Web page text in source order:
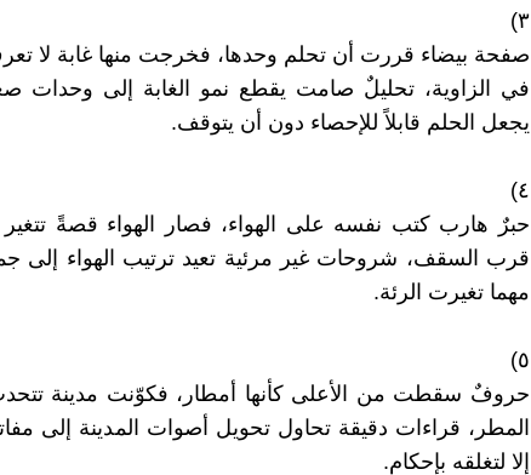
٣)
صفحة بيضاء قررت أن تحلم وحدها، فخرجت منها غابة لا
في الزاوية، تحليلٌ صامت يقطع نمو الغابة إلى
يجعل الحلم قابلاً للإحصاء دون أن يتوقف.
٤)
حبرٌ هارب كتب نفسه على الهواء، فصار الهواء قصةً تتغير
قرب السقف، شروحات غير مرئية تعيد ترتيب الهواء إلى
مهما تغيرت الرئة.
٥)
حروفٌ سقطت من الأعلى كأنها أمطار، فكوّنت مدينة
المطر، قراءات دقيقة تحاول تحويل أصوات المدينة إلى
إلا لتغلقه بإحكام.